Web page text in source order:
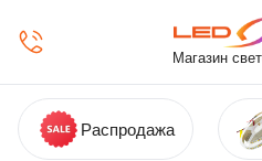
Магазин
Распродажа